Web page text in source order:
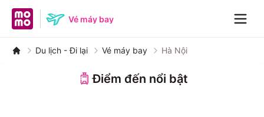
MoMo home pageVé máy bay
Du lịch - Đi lại Vé máy bay Hà Nội
Điểm đến nổi bật
Đà Nẵng